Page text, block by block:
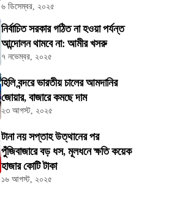
৬ ডিসেম্বর, ২০২৫
নির্বাচিত সরকার গঠিত না হওয়া পর্যন্ত
আন্দোলন থামবে না: আমীর খসরু
৭ নভেম্বর, ২০২৫
হিলি বন্দরে ভারতীয় চালের আমদানির
জোয়ার, বাজারে কমছে দাম
২৩ আগস্ট, ২০২৫
টানা নয় সপ্তাহ উত্থানের পর
পুঁজিবাজারে বড় ধস, মূলধনে ক্ষতি কয়েক
হাজার কোটি টাকা
১৬ আগস্ট, ২০২৫